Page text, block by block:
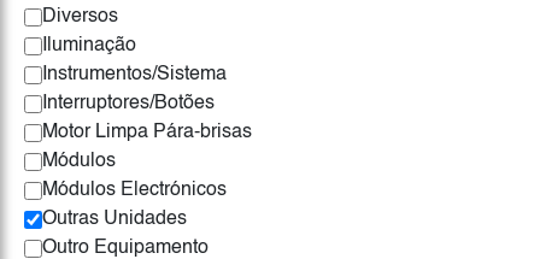
Diversos
Iluminação
Instrumentos/Sistema
Interruptores/Botões
Motor Limpa Pára-brisas
Módulos
Módulos Electrónicos
Outras Unidades
Outro Equipamento